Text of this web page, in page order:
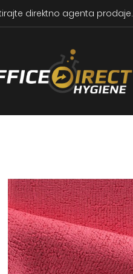
direktno agenta prodaje.